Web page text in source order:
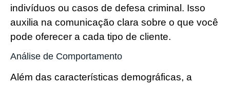
indivíduos ou casos de defesa criminal. Isso
auxilia na comunicação clara sobre o que você
pode oferecer a cada tipo de cliente.
Análise de Comportamento
Além das características demográficas, a